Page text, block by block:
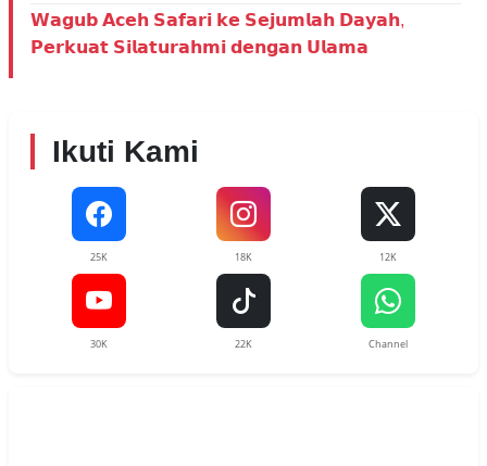
𝗪𝗮𝗴𝘂𝗯 𝗔𝗰𝗲𝗵 𝗦𝗮𝗳𝗮𝗿𝗶 𝗸𝗲 𝗦𝗲𝗷𝘂𝗺𝗹𝗮𝗵 𝗗𝗮𝘆𝗮𝗵,
𝗣𝗲𝗿𝗸𝘂𝗮𝘁 𝗦𝗶𝗹𝗮𝘁𝘂𝗿𝗮𝗵𝗺𝗶 𝗱𝗲𝗻𝗴𝗮𝗻 𝗨𝗹𝗮𝗺𝗮
Ikuti Kami
25K 18K 12K
30K 22K Channel